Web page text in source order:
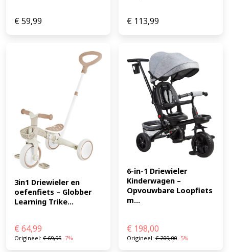
€59,99 € 113,99
3in1 Driewieler en
oefenfiets – Globber
Learning Trike...
€ 64,99
Origineel: €69,95 -7%
6-in-1 Driewieler
Kinderwagen –
Opvouwbare Loopfiets
m...
€ 198,00
Origineel: €209,00 -5%